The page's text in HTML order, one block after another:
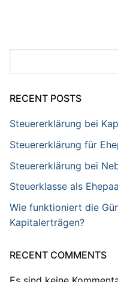
RECENT POSTS
Steuererklärung bei
Steuererklärung für
Steuererklärung bei
Steuerklasse als
Wie funktioniert die
Kapitalerträgen?
RECENT COMMENTS